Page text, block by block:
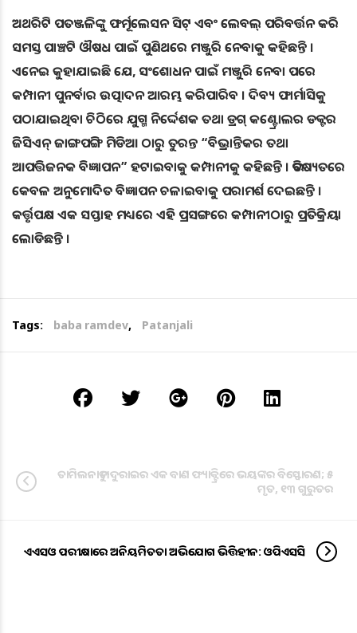
ଅଥରିଟି ପତଞ୍ଜଳିଙ୍କୁ ଫର୍ମୂଲେସନ ସିଟ୍ ଏବଂ ଲେବଲ୍ ପରିବର୍ତ୍ତନ କରି
ସମସ୍ତ ପାଞ୍ଚଟି ଔଷଧ ପାଇଁ ପୁଣିଥରେ ମଞ୍ଜୁରି ନେବାକୁ କହିଛନ୍ତି ।
ଏନେଇ କୁହାଯାଇଛି ଯେ, ସଂଶୋଧନ ପାଇଁ ମଞ୍ଜୁରି ନେବା ପରେ
କମ୍ପାନୀ ପୁନର୍ବାର ଉତ୍ପାଦନ ଆରମ୍ଭ କରିପାରିବ । ଦିବ୍ୟ ଫାର୍ମାସିକୁ
ପଠାଯାଇଥିବା ଚିଠିରେ ଯୁଗ୍ମ ନିର୍ଦ୍ଦେଶକ ତଥା ଡ୍ରଗ୍ କଣ୍ଟ୍ରୋଲର ଡକ୍ଟର
ଜିସିଏନ୍ ଜାଙ୍ଗପଙ୍ଗି ମିଡିଆ ଠାରୁ ତୁରନ୍ତ “ବିଭ୍ରାନ୍ତିକର ତଥା
ଆପତ୍ତିଜନକ ବିଜ୍ଞାପନ” ହଟାଇବାକୁ କମ୍ପାନୀକୁ କହିଛନ୍ତି । ଭବିଷ୍ୟତରେ
କେବଳ ଅନୁମୋଦିତ ବିଜ୍ଞାପନ ଚଳାଇବାକୁ ପରାମର୍ଶ ଦେଇଛନ୍ତି ।
କର୍ତ୍ତୃପକ୍ଷ ଏକ ସପ୍ତାହ ମଧ୍ୟରେ ଏହି ପ୍ରସଙ୍ଗରେ କମ୍ପାନୀଠାରୁ ପ୍ରତିକ୍ରିୟା
ଲୋଡିଛନ୍ତି ।
Tags: baba ramdev, Patanjali
ତାମିଲନାଡୁ ମଦୁରାଇର ଏକ ବାଣ ଫ୍ୟାକ୍ଟ୍ରିରେ ଭୟଙ୍କର ବିସ୍ଫୋରଣ; ୫
ମୃତ, ୧୩ ଗୁରୁତର
ଏଏସଓ ପରୀକ୍ଷାରେ ଅନିୟମିତତା ଅଭିଯୋଗ ଭିତ୍ତିହୀନ: ଓପିଏସସି